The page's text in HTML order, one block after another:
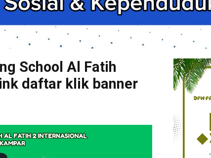
School Al Fatih
daftar klik banner